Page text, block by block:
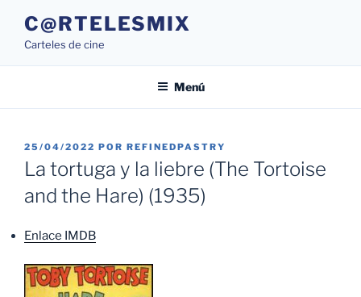
contenido
C@RTELESMIX
Carteles de cine
Menú
PUBLICADO
EL
25/04/2022 POR REFINEDPASTRY
La tortuga y la liebre (The Tortoise
and the Hare) (1935)
Enlace IMDB